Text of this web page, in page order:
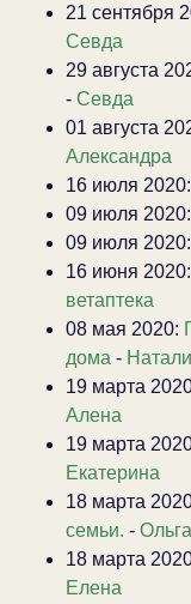
21 сентября
Севда
29 августа
- Севда
01 августа
Александра
16 июля 2020:
09 июля 2020:
09 июля 2020:
16 июня 2020:
ветаптека
08 мая 2020:
дома -
19 марта
Алена
19 марта
Екатерина
18 марта
семьи. - Ольга
18 марта
Елена